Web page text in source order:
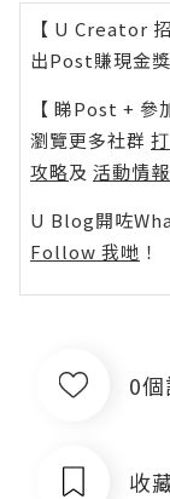
【 U Creator 招
出Post賺現金
【 睇Post + 參
瀏覽更多社群
攻略及 活動情報
U Blog開咗
Follow 我哋 ！
0
收